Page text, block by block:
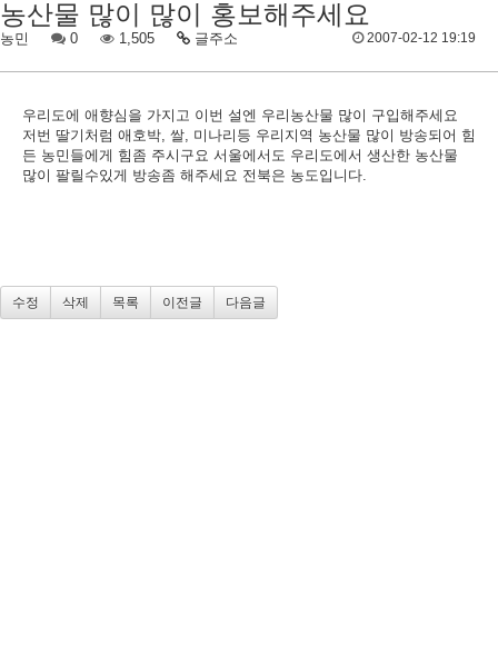
농산물 많이 많이 홍보해주세요
농민 0 1,505 글주소 2007-02-12 19:19
우리도에 애향심을 가지고 이번 설엔 우리농산물 많이 구입해주세요
저번 딸기처럼 애호박, 쌀, 미나리등 우리지역 농산물 많이 방송되어 힘
든 농민들에게 힘좀 주시구요 서울에서도 우리도에서 생산한 농산물
많이 팔릴수있게 방송좀 해주세요 전북은 농도입니다.
수정 삭제 목록 이전글 다음글